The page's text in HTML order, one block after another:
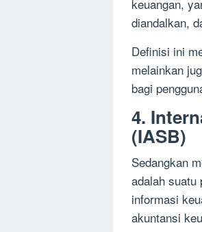
keuangan,
diandalkan,
Definisi ini
melainkan
bagi
4.
(IASB)
Sedangkan
adalah suatu
informasi
akuntansi